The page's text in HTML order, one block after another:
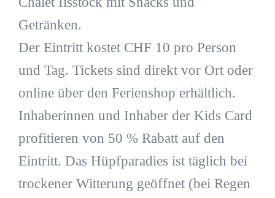
Getränken.
Der Eintritt kostet CHF 10 pro Person
und Tag. Tickets sind direkt vor Ort oder
online über den Ferienshop erhältlich.
Inhaberinnen und Inhaber der Kids Card
profitieren von 50 % Rabatt auf den
Eintritt. Das Hüpfparadies ist täglich bei
trockener Witterung geöffnet (bei Regen